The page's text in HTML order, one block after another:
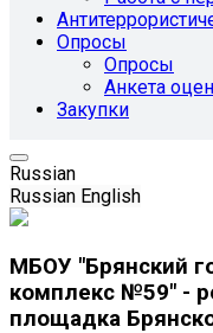
Опросы
Опросы
Анкета
Закупки
Russian
Russian English
МБОУ "Брянский
комплекс №59" -
площадка